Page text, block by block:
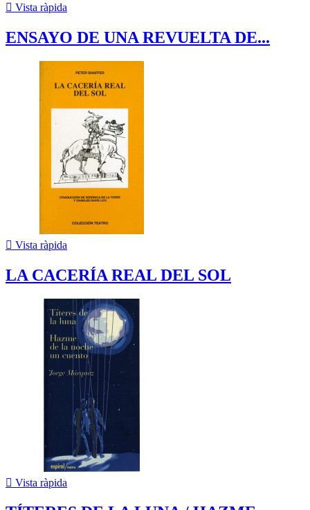
 Vista ràpida
ENSAYO DE UNA REVUELTA DE...
 Vista ràpida
LA CACERÍA REAL DEL SOL
 Vista ràpida